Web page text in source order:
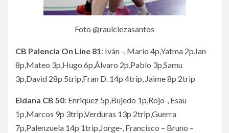
Foto @raulciezasantos
CB Palencia On Line 81 : Iván -, Mario 4p,Yatma 2p,Ian
8p,Mateo 3p,Hugo 6p,Álvaro 2p,Pablo 3p,Samu
3p,David 28p 5trip,Fran D. 14p 4trip, Jaime 8p 2trip
Eldana CB 50: Enriquez 5p,Bujedo 1p,Rojo-, Esau
1p,Marcos 9p 3trip,Verduras 13p 2trip,Guerra
7p,Palenzuela 14p 1trip,Jorge-, Francisco – Bruno –